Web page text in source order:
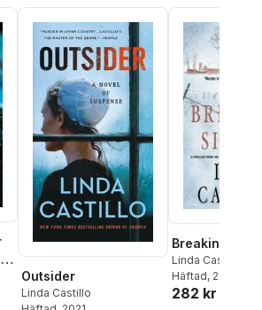
Outsider
Linda Castillo
Breaking
Linda Castillo
Häftad, 2012
282 kr